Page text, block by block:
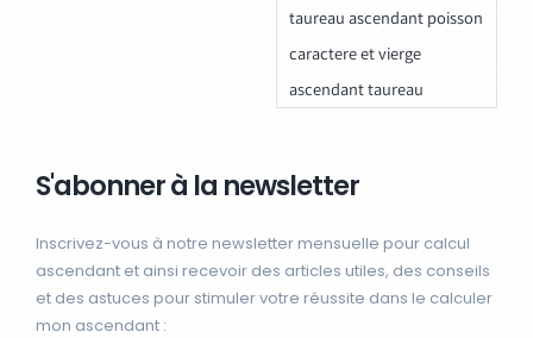
taureau ascendant poisson
caractere et vierge
ascendant taureau
S'abonner à la newsletter
Inscrivez-vous à notre newsletter mensuelle pour calcul
ascendant et ainsi recevoir des articles utiles, des conseils
et des astuces pour stimuler votre réussite dans le calculer
mon ascendant :